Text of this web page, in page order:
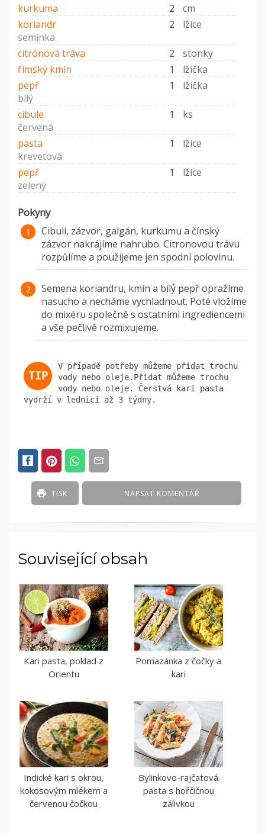
kurkuma
2
cm
koriandr
2
lžíce
semínka
citrónová tráva
2
stonky
římský kmín
1
lžička
pepř
1
lžička
bílý
cibule
1
ks
červená
pasta
1
lžíce
krevetová
pepř
1
lžíce
zelený
Pokyny
Cibuli, zázvor, galgán, kurkumu a čínský
zázvor nakrájíme nahrubo. Citronovou trávu
rozpůlíme a použijeme jen spodní polovinu.
Semena koriandru, kmín a bílý́ pepř opražíme
nasucho a necháme vychladnout. Poté vložíme
do mixéru společně s ostatními ingrediencemi
a vše pečlivě rozmixujeme.
V případě potřeby můžeme přidat trochu
vody nebo oleje.Přidat můžeme trochu
vody nebo oleje. Čerstvá kari pasta
vydrží v lednici až 3 týdny.
NAPSAT KOMENTÁŘ
TISK
Související obsah
Kari pasta, poklad z
Orientu
Pomazánka z čočky a
kari
Indické kari s okrou,
kokosovým mlékem a
červenou čočkou
Bylinkovo-rajčatová
pasta s hořčičnou
zálivkou